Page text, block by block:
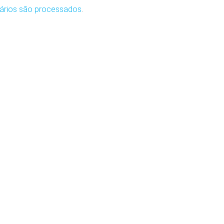
são processados.